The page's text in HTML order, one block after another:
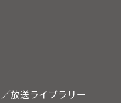
放送ライブラリー